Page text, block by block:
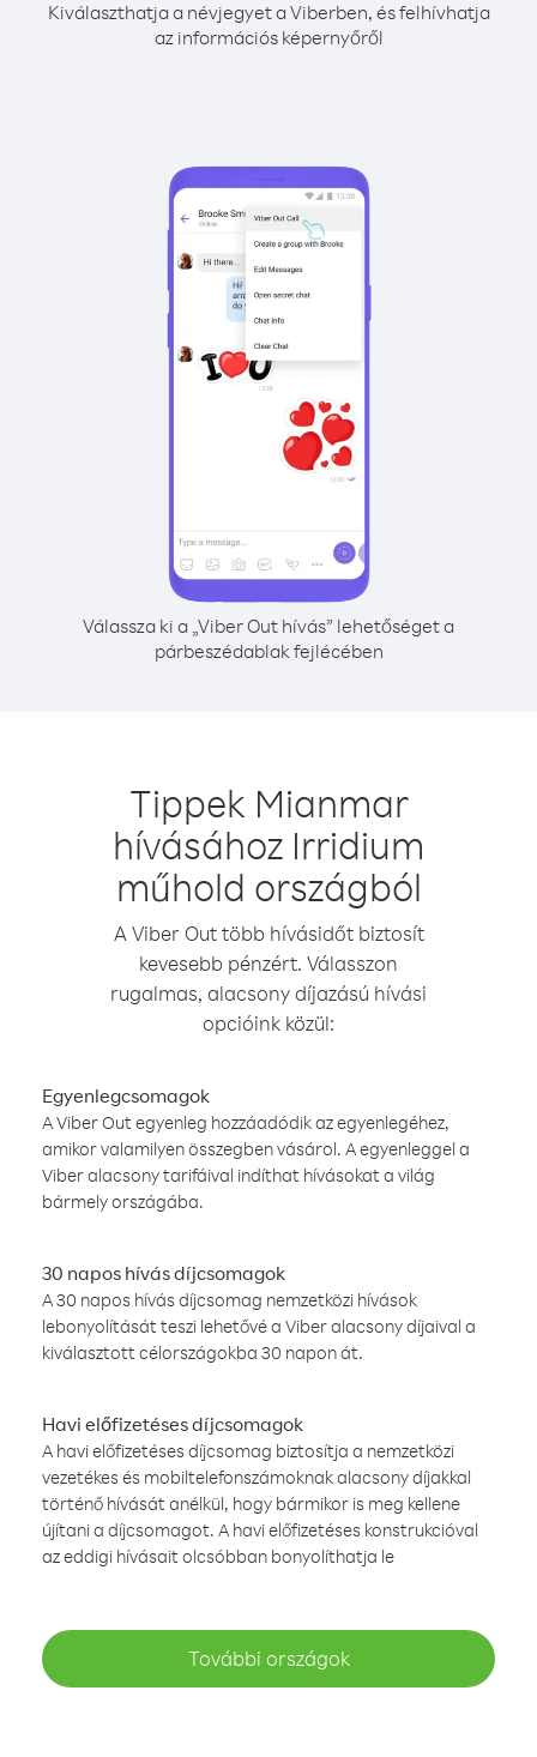
Kiválaszthatja a névjegyet a Viberben, és felhívhatja
az információs képernyőről
Válassza ki a „Viber Out hívás” lehetőséget a
párbeszédablak fejlécében
Tippek Mianmar
hívásához Irridium
műhold országból
A Viber Out több hívásidőt biztosít
kevesebb pénzért. Válasszon
rugalmas, alacsony díjazású hívási
opcióink közül:
Egyenlegcsomagok
A Viber Out egyenleg hozzáadódik az egyenlegéhez,
amikor valamilyen összegben vásárol. A egyenleggel a
Viber alacsony tarifáival indíthat hívásokat a világ
bármely országába.
30 napos hívás díjcsomagok
A 30 napos hívás díjcsomag nemzetközi hívások
lebonyolítását teszi lehetővé a Viber alacsony díjaival a
kiválasztott célországokba 30 napon át.
Havi előfizetéses díjcsomagok
A havi előfizetéses díjcsomag biztosítja a nemzetközi
vezetékes és mobiltelefonszámoknak alacsony díjakkal
történő hívását anélkül, hogy bármikor is meg kellene
újítani a díjcsomagot. A havi előfizetéses konstrukcióval
az eddigi hívásait olcsóbban bonyolíthatja le
További országok